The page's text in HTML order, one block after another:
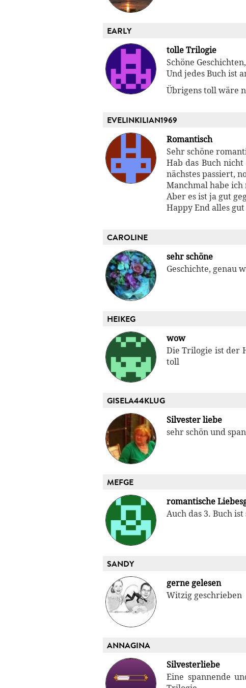
EARLY
tolle Trilogie
Schöne
Und jedes Buch ist
Übrigens toll wäre
EVELINKILIAN1969
Romantisch
Sehr schöne
Hab das Buch
nächstes passiert,
Manchmal habe
Aber es ist ja gut
Happy End alles gut
CAROLINE
sehr schöne
Geschichte, genau
HEIKEG
wow
Die Trilogie ist der
toll
GISELA44KLUG
Silvester liebe
sehr schön und
MEFGE
romantische
Auch das 3. Buch
SANDY
gerne gelesen
Witzig geschrieben
ANNAGINA
Silvesterliebe
Eine spannende